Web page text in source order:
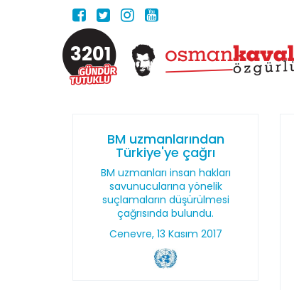
3201
BM uzmanlarından
Türkiye'ye çağrı
BM uzmanları insan hakları
savunucularına yönelik
suçlamaların düşürülmesi
çağrısında bulundu.
Cenevre, 13 Kasım 2017